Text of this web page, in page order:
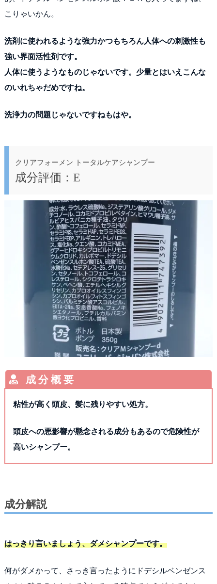
こりゃいかん。
洗剤に使われるような強力かつもちろん人体への刺激性も
強い界面活性剤です。
人体に使うようなものじゃないです。少量とはいえこんな
のいれちゃだめですね。
洗浄力の問題じゃないですねもはや。
クリアフォーメン トータルケアシャンプー
成分評価：E
粘性が高く頭皮、髪に残りやすい処方。
頭皮への悪影響が懸念される成分もあるので危険性が
高いシャンプー。
成分解説
はっきり言いましょう、ダメシャンプーです。
何がダメかって、さっき言ったようにドデシルベンゼンス